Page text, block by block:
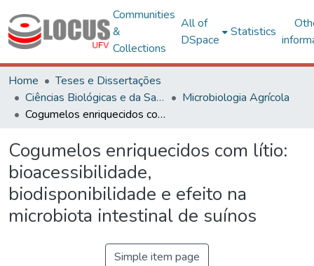
Communities
&
Collections
All of
DSpace
Statistics
Home
Teses e Dissertações
Ciências Biológicas e da Saúde
Microbiologia Agrícola
Cogumelos enriquecidos com lítio: bioacessibilidade, biodisponibilidade e efeito na microbiota intestinal de suínos
Cogumelos enriquecidos com lítio:
bioacessibilidade,
biodisponibilidade e efeito na
microbiota intestinal de suínos
Simple item page